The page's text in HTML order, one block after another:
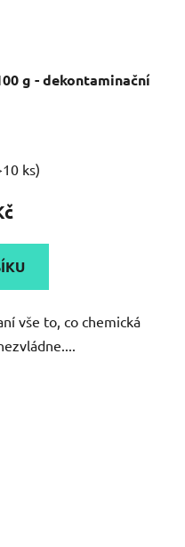
g - dekontaminační
ks)
vše to, co chemická